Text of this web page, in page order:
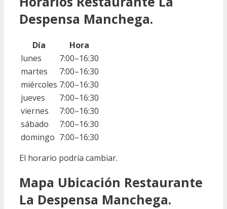
Despensa Manchega.
Día
Hora
lunes
7:00–16:30
martes
7:00–16:30
miércoles 7:00–16:30
jueves
7:00–16:30
viernes
7:00–16:30
sábado
7:00–16:30
domingo 7:00–16:30
El horario podría cambiar.
Mapa Ubicación Restaurante
La Despensa Manchega.